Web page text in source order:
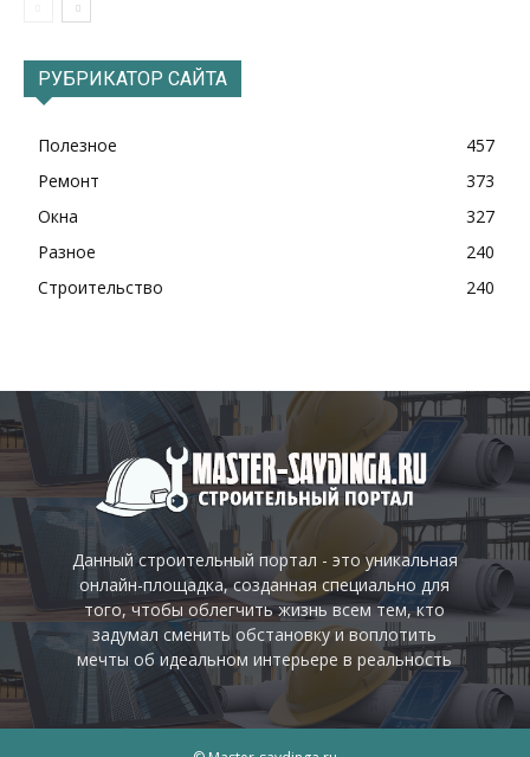
РУБРИКАТОР САЙТА
Полезное
457
Ремонт
373
Окна
327
Разное
240
Строительство
240
Данный строительный портал - это уникальная
онлайн-площадка, созданная специально для
того, чтобы облегчить жизнь всем тем, кто
задумал сменить обстановку и воплотить
мечты об идеальном интерьере в реальность